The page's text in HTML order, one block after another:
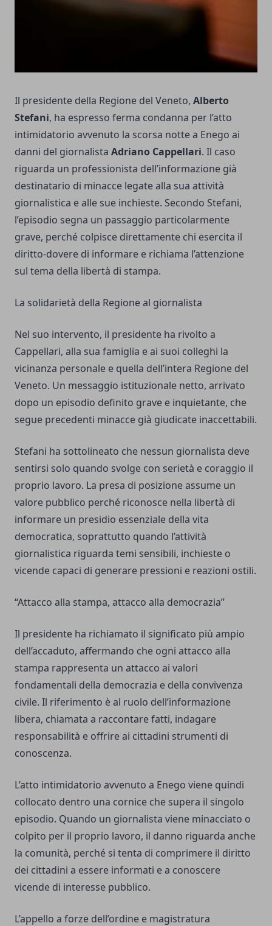
Il presidente della Regione del Veneto, Alberto
Stefani, ha espresso ferma condanna per l’atto
intimidatorio avvenuto la scorsa notte a Enego ai
danni del giornalista Adriano Cappellari. Il caso
riguarda un professionista dell’informazione già
destinatario di minacce legate alla sua attività
giornalistica e alle sue inchieste. Secondo Stefani,
l’episodio segna un passaggio particolarmente
grave, perché colpisce direttamente chi esercita il
diritto-dovere di informare e richiama l’attenzione
sul tema della libertà di stampa.
La solidarietà della Regione al giornalista
Nel suo intervento, il presidente ha rivolto a
Cappellari, alla sua famiglia e ai suoi colleghi la
vicinanza personale e quella dell’intera Regione del
Veneto. Un messaggio istituzionale netto, arrivato
dopo un episodio definito grave e inquietante, che
segue precedenti minacce già giudicate inaccettabili.
Stefani ha sottolineato che nessun giornalista deve
sentirsi solo quando svolge con serietà e coraggio il
proprio lavoro. La presa di posizione assume un
valore pubblico perché riconosce nella libertà di
informare un presidio essenziale della vita
democratica, soprattutto quando l’attività
giornalistica riguarda temi sensibili, inchieste o
vicende capaci di generare pressioni e reazioni ostili.
“Attacco alla stampa, attacco alla democrazia”
Il presidente ha richiamato il significato più ampio
dell’accaduto, affermando che ogni attacco alla
stampa rappresenta un attacco ai valori
fondamentali della democrazia e della convivenza
civile. Il riferimento è al ruolo dell’informazione
libera, chiamata a raccontare fatti, indagare
responsabilità e offrire ai cittadini strumenti di
conoscenza.
L’atto intimidatorio avvenuto a Enego viene quindi
collocato dentro una cornice che supera il singolo
episodio. Quando un giornalista viene minacciato o
colpito per il proprio lavoro, il danno riguarda anche
la comunità, perché si tenta di comprimere il diritto
dei cittadini a essere informati e a conoscere
vicende di interesse pubblico.
L’appello a forze dell’ordine e magistratura